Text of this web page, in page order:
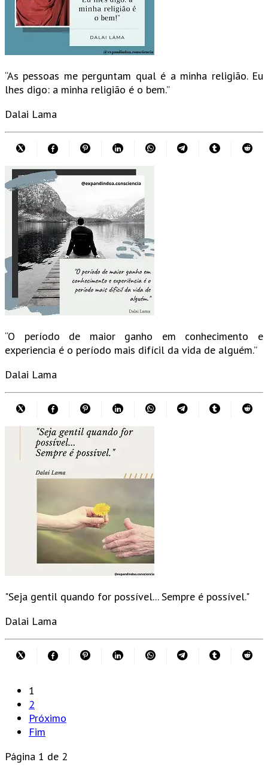
“As pessoas me perguntam qual é a minha religião. Eu
lhes digo: a minha religião é o bem.”
Dalai Lama
“O período de maior ganho em conhecimento e
experiencia é o período mais difícil da vida de alguém.”
Dalai Lama
"Seja gentil quando for possível... Sempre é possível."
Dalai Lama
1
2
Próximo
Fim
Página 1 de 2